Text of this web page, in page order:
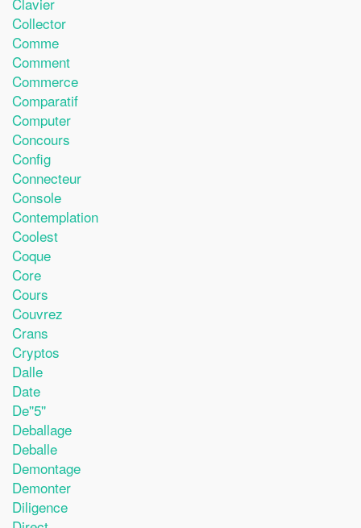
Collector
Comme
Comment
Commerce
Comparatif
Computer
Concours
Config
Connecteur
Console
Contemplation
Coolest
Coque
Core
Cours
Couvrez
Crans
Cryptos
Dalle
Date
De''5''
Deballage
Deballe
Demontage
Demonter
Diligence